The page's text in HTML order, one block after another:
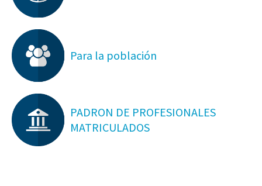
Para la población
PADRON DE PROFESIONALES
MATRICULADOS